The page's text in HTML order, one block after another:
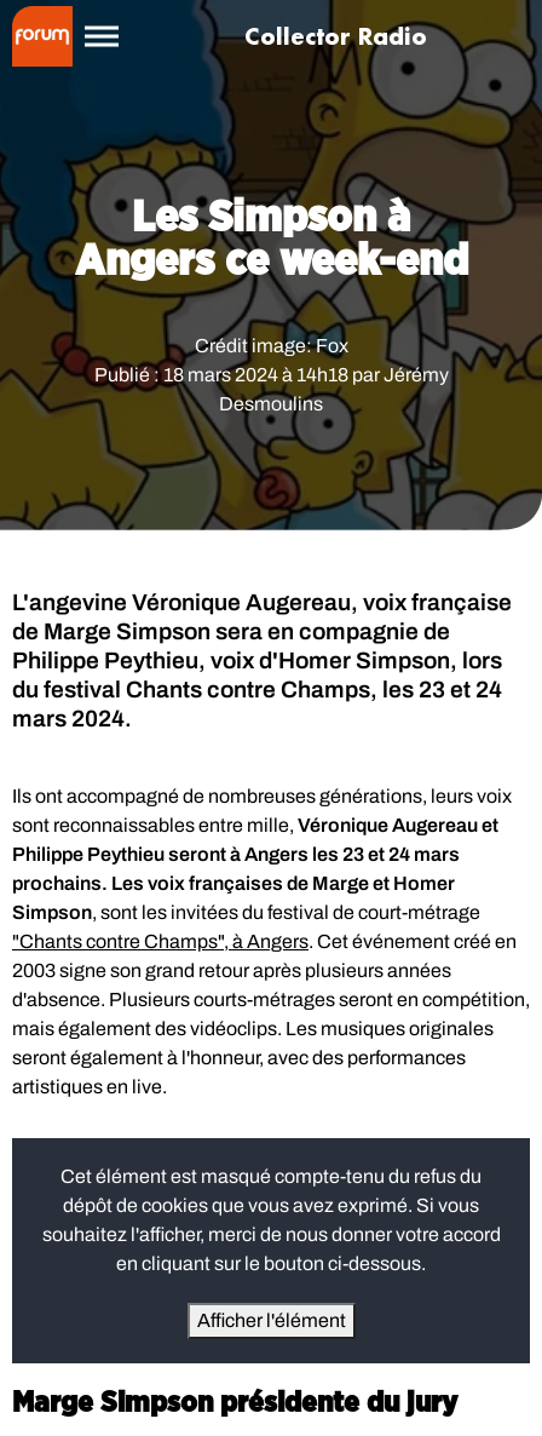
méfiance
Collector Radio
Les Simpson à
Angers ce week-end
Publié : 18 mars 2024 à 14h18 par Jérémy
Desmoulins
Crédit image:Fox
L'angevine Véronique Augereau, voix française
de Marge Simpson sera en compagnie de
Philippe Peythieu, voix d'Homer Simpson, lors
du festival Chants contre Champs, les 23 et 24
mars 2024.
Ils ont accompagné de nombreuses générations, leurs voix
sont reconnaissables entre mille, Véronique Augereau et
Philippe Peythieu seront à Angers les 23 et 24 mars
prochains. Les voix françaises de Marge et Homer
Simpson, sont les invitées du festival de court-métrage
"Chants contre Champs", à Angers. Cet événement créé en
2003 signe son grand retour après plusieurs années
d'absence. Plusieurs courts-métrages seront en compétition,
mais également des vidéoclips. Les musiques originales
seront également à l'honneur, avec des performances
artistiques en live.
Cet élément est masqué compte-tenu du refus du
dépôt de cookies que vous avez exprimé. Si vous
souhaitez l'afficher, merci de nous donner votre accord
en cliquant sur le bouton ci-dessous.
Afficher l'élément
Marge Simpson présidente du jury